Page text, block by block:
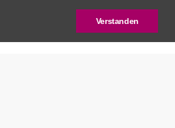
Verstanden
Städtebaupreis